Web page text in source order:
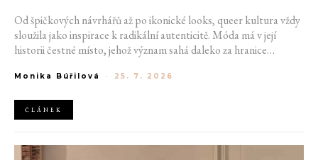
Od špičkových návrhářů až po ikonické looks, queer kultura vždy
sloužila jako inspirace k radikální autenticitě. Móda má v její
historii čestné místo, jehož význam sahá daleko za hranice
postihům a nebezpečí, fungovalo právě oblečení jako tichý jazyk.
druhého a díky velkolepé ballroom scéně měli i lidé na okraji
společnosti prostor zářit na molech. Jak se queer kultura
Monika Búřilová - 25. 7. 2026
ČLÁNEK